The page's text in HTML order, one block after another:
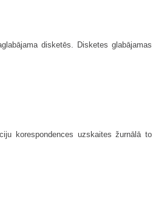
disketēs. Disketes glabājamas
korespondences uzskaites žurnālā to